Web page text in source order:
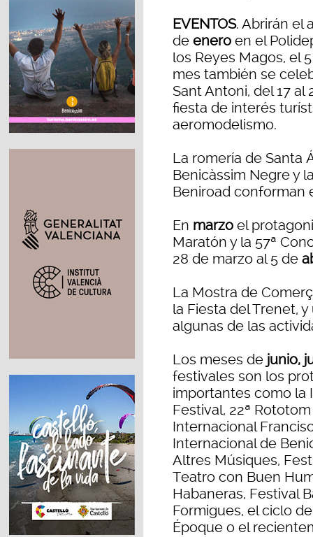
EVENTOS. Abrirán el
de enero en el
los Reyes Magos, el
mes también se
Sant Antoni, del 17 al
fiesta de interés
aeromodelismo.
La romería de Santa
Benicàssim Negre y
Beniroad conforman
En marzo el
Maratón y la 57ª
28 de marzo al 5 de
La Mostra de
la Fiesta del Trenet,
algunas de las
Los meses de junio,
festivales son los
importantes como la
Festival, 22ª
Internacional
Internacional de
Altres Músiques,
Teatro con Buen
Habaneras, Festival
Formigues, el ciclo
Époque o el